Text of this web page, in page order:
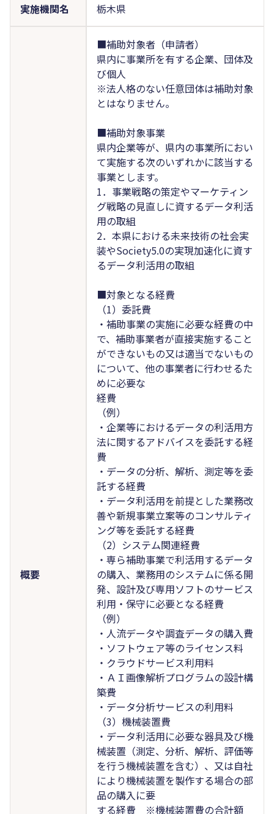
実施機関名 栃木県
概要
■補助対象者（申請者）
県内に事業所を有する企業、団体及
び個人
※法人格のない任意団体は補助対象
とはなりません。
■補助対象事業
県内企業等が、県内の事業所におい
て実施する次のいずれかに該当する
事業とします。
1．事業戦略の策定やマーケティン
グ戦略の見直しに資するデータ利活
用の取組
2．本県における未来技術の社会実
装やSociety5.0の実現加速化に資す
るデータ利活用の取組
■対象となる経費
（1）委託費
・補助事業の実施に必要な経費の中
で、補助事業者が直接実施すること
ができないもの又は適当でないもの
について、他の事業者に行わせるた
めに必要な
経費
（例）
・企業等におけるデータの利活用方
法に関するアドバイスを委託する経
費
・データの分析、解析、測定等を委
託する経費
・データ利活用を前提とした業務改
善や新規事業立案等のコンサルティ
ング等を委託する経費
（2）システム関連経費
・専ら補助事業で利活用するデータ
の購入、業務用のシステムに係る開
発、設計及び専用ソフトのサービス
利用・保守に必要となる経費
（例）
・人流データや調査データの購入費
・ソフトウェア等のライセンス料
・クラウドサービス利用料
・ＡＩ画像解析プログラムの設計構
築費
・データ分析サービスの利用料
（3）機械装置費
・データ利活用に必要な器具及び機
械装置（測定、分析、解析、評価等
を行う機械装置を含む）、又は自社
により機械装置を製作する場合の部
品の購入に要
する経費 ※機械装置費の合計額